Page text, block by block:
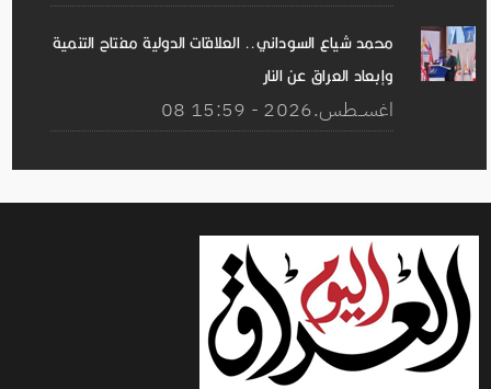
محمد شياع السوداني.. العلاقات الدولية مفتاح التنمية
وإبعاد العراق عن النار
08 اغســطس.2026 - 15:59